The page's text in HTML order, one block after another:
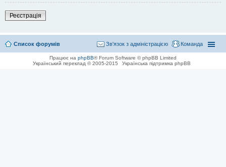
Реєстрація
Список форумів Команда
Зв'язок з адміністрацією
Працює на phpBB® Forum Software © phpBB Limited
Український переклад © 2005-2015
Українська підтримка phpBB